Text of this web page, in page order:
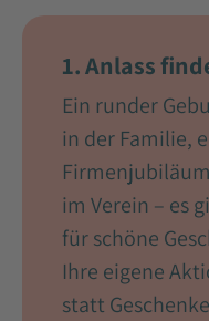
1. Anlass
Ein runder
in der Familie,
im Verein – es
für schöne
Ihre eigene
statt